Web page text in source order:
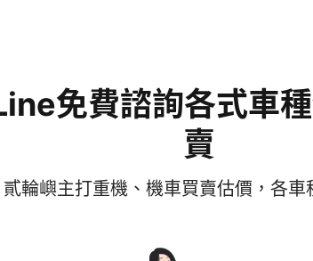
免費諮詢各式車
賣
貳輪嶼主打重機、機車買賣估價，各車